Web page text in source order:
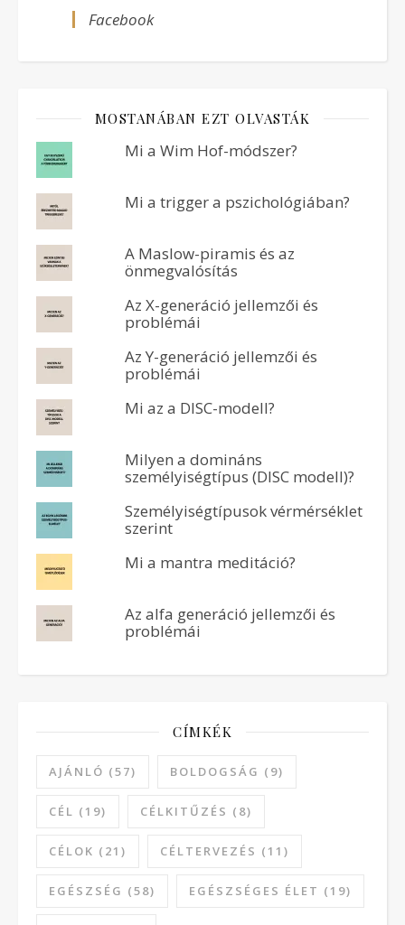
Facebook
MOSTANÁBAN EZT OLVASTÁK
Mi a Wim Hof-módszer?
Mi a trigger a pszichológiában?
A Maslow-piramis és az
önmegvalósítás
Az X-generáció jellemzői és
problémái
Az Y-generáció jellemzői és
problémái
Mi az a DISC-modell?
Milyen a domináns
személyiségtípus (DISC modell)?
Személyiségtípusok vérmérséklet
szerint
Mi a mantra meditáció?
Az alfa generáció jellemzői és
problémái
CÍMKÉK
AJÁNLÓ (57) BOLDOGSÁG (9)
CÉL (19) CÉLKITŰZÉS (8)
CÉLOK (21) CÉLTERVEZÉS (11)
EGÉSZSÉG (58) EGÉSZSÉGES ÉLET (19)